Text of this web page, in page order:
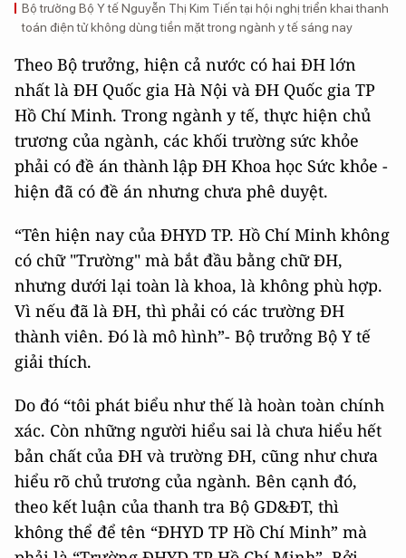
Bộ trưởng Bộ Y tế Nguyễn Thị Kim Tiến tại hội nghị triển khai thanh
toán điện tử không dùng tiền mặt trong ngành y tế sáng nay
Theo Bộ trưởng, hiện cả nước có hai ĐH lớn
nhất là ĐH Quốc gia Hà Nội và ĐH Quốc gia TP
Hồ Chí Minh. Trong ngành y tế, thực hiện chủ
trương của ngành, các khối trường sức khỏe
phải có đề án thành lập ĐH Khoa học Sức khỏe -
hiện đã có đề án nhưng chưa phê duyệt.
“Tên hiện nay của ĐHYD TP. Hồ Chí Minh không
có chữ "Trường" mà bắt đầu bằng chữ ĐH,
nhưng dưới lại toàn là khoa, là không phù hợp.
Vì nếu đã là ĐH, thì phải có các trường ĐH
thành viên. Đó là mô hình”- Bộ trưởng Bộ Y tế
giải thích.
Do đó “tôi phát biểu như thế là hoàn toàn chính
xác. Còn những người hiểu sai là chưa hiểu hết
bản chất của ĐH và trường ĐH, cũng như chưa
hiểu rõ chủ trương của ngành. Bên cạnh đó,
theo kết luận của thanh tra Bộ GD&ĐT, thì
không thể để tên “ĐHYD TP Hồ Chí Minh” mà